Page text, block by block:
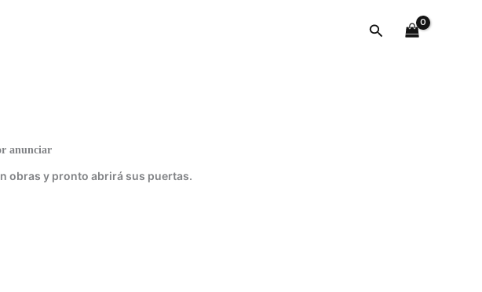
Buscar
anunciar
obras y pronto abrirá sus puertas.